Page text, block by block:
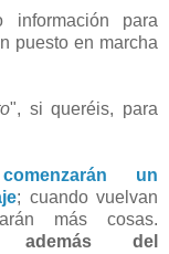
información para
puesto en marcha
", si queréis, para
un
; cuando vuelvan
más cosas.
además del